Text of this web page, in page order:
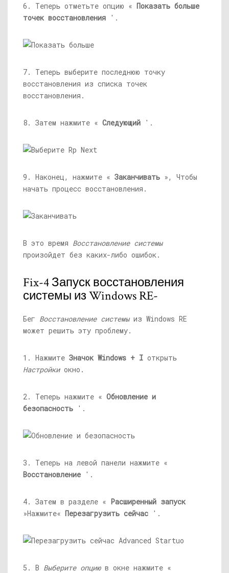
6. Теперь отметьте опцию « Показать больше
точек восстановления '.
7. Теперь выберите последнюю точку
восстановления из списка точек
восстановления.
8. Затем нажмите « Следующий '.
9. Наконец, нажмите « Заканчивать », Чтобы
начать процесс восстановления.
В это время Восстановление системы
произойдет без каких-либо ошибок.
Fix-4 Запуск восстановления
системы из Windows RE-
Бег Восстановление системыиз Windows RE
может решить эту проблему.
1. Нажмите Значок Windows + I открыть
Настройкиокно.
2. Теперь нажмите « Обновление и
безопасность '.
3. Теперь на левой панели нажмите «
Восстановление '.
4. Затем в разделе « Расширенный запуск
»Нажмите« Перезагрузить сейчас '.
5. В Выберите опциюв окне нажмите «